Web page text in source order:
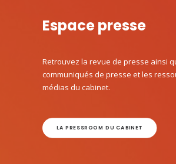
Espace presse
Retrouvez la revue de presse ainsi
communiqués de presse et les
médias du cabinet.
LA PRESSROOM DU CABINET